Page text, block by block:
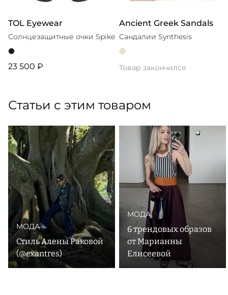
TOL Eyewear
Солнцезащитные очки Spike
23 500 ₽
Ancient Greek Sandals
Сандалии Synthesis
Товар закончился
Статьи с этим товаром
МОДА
Стиль Алены Раковой
(@exantres)
МОДА
6 трендовых образов
от Марианны
Елисеевой